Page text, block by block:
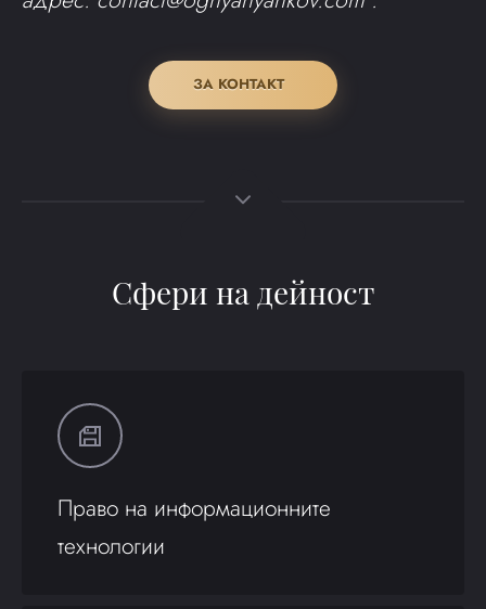
ЗА КОНТАКТ
Сфери на дейност
Право на информационните
технологии